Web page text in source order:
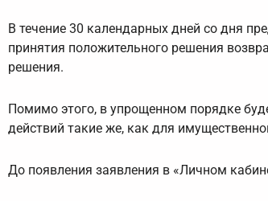
В течение 30 календарных дней со дня
принятия положительного решения
решения.
Помимо этого, в упрощенном порядке
действий такие же, как для
До появления заявления в «Личном